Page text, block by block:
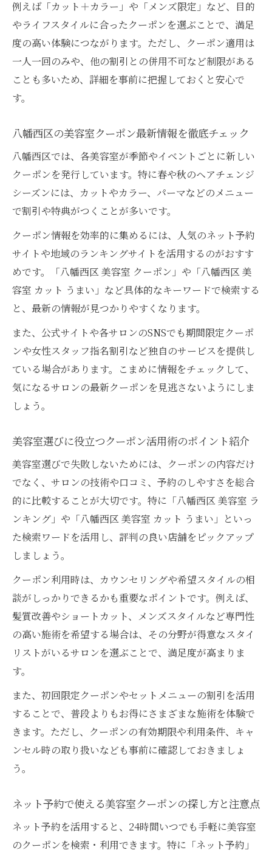
クーポン活用で美容室を安く賢く楽しむ方法
美容室クーポンで賢く安く施術を楽しむた
めの選び方
平日限定や当日予約の美容室クーポンも上
手に使う
カットやカラーをお得に受ける美容室クー
ポン活用
口コミ高評価の美容室でクーポンを最大限
活かす
ショートやメンズにも対応の美容室選び方
美容室選びでショートやメンズカットも得
意な店を探す
八幡西区でメンズカットに強い美容室の特
徴を解説
見極めるのが鍵
美容室クーポンを使ってメンズにもおすす
め施術を体験
実績豊富な美容室でショートやメンズスタ
口コミ重視で選ぶ八幡西区の注目美容室特集
口コミ評価で選ばれる八幡西区の美容室お
すすめポイント
美容室のリアルな口コミを活用した失敗し
ない選び方
ランキング上位の美容室でクーポンを利用
する魅力
美容室選びは口コミとクーポン情報を比較
するのがコツ
女性スタッフ在籍の美容室も口コミから選
択可能
カラーやカットの技術が光る美容室比較
ルの作り方
カラーが得意な美容室の選び方とクーポン
活用術
八幡西区の美容室で体験できる人気カット
試す方法
カットとカラー両方に強い美容室を見つけ
る秘訣
例えば「カット＋カラー」や「メンズ限定」など、目的
やライフスタイルに合ったクーポンを選ぶことで、満足
度の高い体験につながります。ただし、クーポン適用は
一人一回のみや、他の割引との併用不可など制限がある
ことも多いため、詳細を事前に把握しておくと安心で
す。
八幡西区の美容室クーポン最新情報を徹底チェック
八幡西区では、各美容室が季節やイベントごとに新しい
クーポンを発行しています。特に春や秋のヘアチェンジ
シーズンには、カットやカラー、パーマなどのメニュー
で割引や特典がつくことが多いです。
クーポン情報を効率的に集めるには、人気のネット予約
サイトや地域のランキングサイトを活用するのがおすす
めです。「八幡西区 美容室 クーポン」や「八幡西区 美
容室 カット うまい」など具体的なキーワードで検索する
と、最新の情報が見つかりやすくなります。
また、公式サイトや各サロンのSNSでも期間限定クーポ
ンや女性スタッフ指名割引など独自のサービスを提供し
ている場合があります。こまめに情報をチェックして、
気になるサロンの最新クーポンを見逃さないようにしま
しょう。
美容室選びに役立つクーポン活用術のポイント紹介
美容室選びで失敗しないためには、クーポンの内容だけ
でなく、サロンの技術や口コミ、予約のしやすさを総合
的に比較することが大切です。特に「八幡西区 美容室 ラ
ンキング」や「八幡西区 美容室 カット うまい」といっ
た検索ワードを活用し、評判の良い店舗をピックアップ
しましょう。
クーポン利用時は、カウンセリングや希望スタイルの相
談がしっかりできるかも重要なポイントです。例えば、
髪質改善やショートカット、メンズスタイルなど専門性
の高い施術を希望する場合は、その分野が得意なスタイ
リストがいるサロンを選ぶことで、満足度が高まりま
す。
また、初回限定クーポンやセットメニューの割引を活用
することで、普段よりもお得にさまざまな施術を体験で
きます。ただし、クーポンの有効期限や利用条件、キャ
ンセル時の取り扱いなども事前に確認しておきましょ
う。
ネット予約で使える美容室クーポンの探し方と注意点
ネット予約を活用すると、24時間いつでも手軽に美容室
のクーポンを検索・利用できます。特に「ネット予約」